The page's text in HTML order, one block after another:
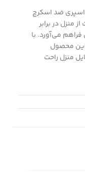
اسپری ضد اسکرچ
منزل در برابر
می‌آورد. با
این محصول
منزل راحت